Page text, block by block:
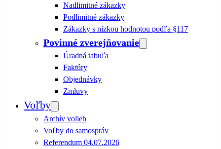
Nadlimitné zákazky
Podlimitné zákazky
Zákazky s nízkou hodnotou podľa §117
Povinné zverejňovanie
Úradná tabuľa
Faktúry
Objednávky
Zmluvy
Voľby
Archív volieb
Voľby do samospráv
Referendum 04.07.2026